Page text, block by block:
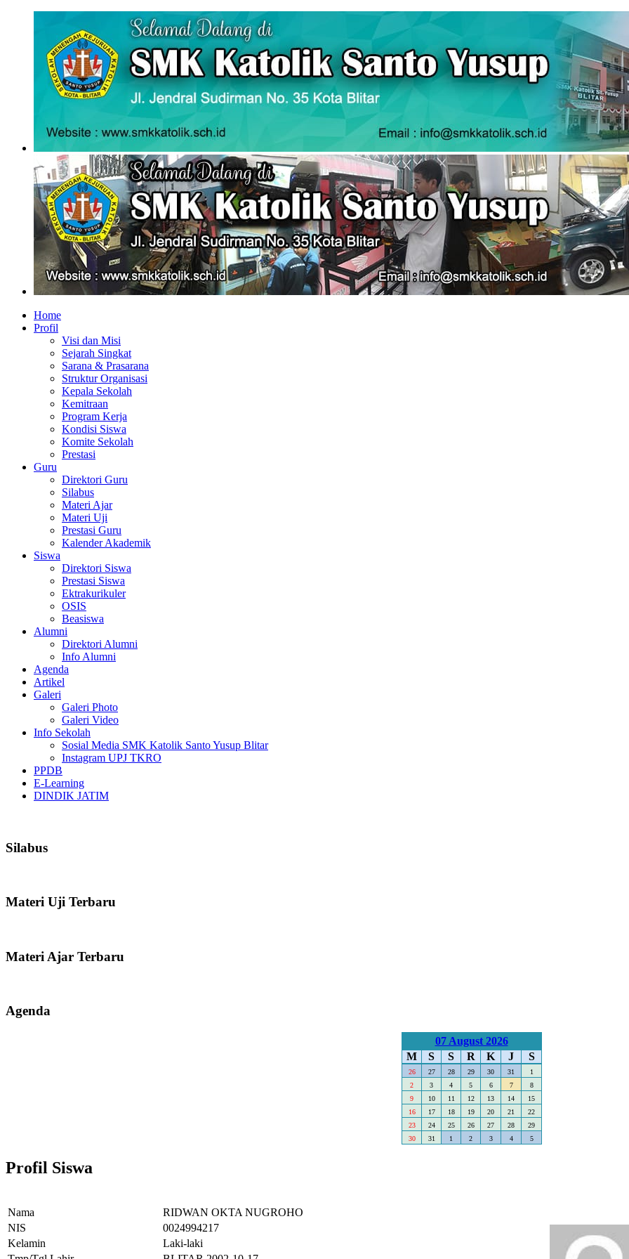
Home
Profil
Visi dan Misi
Sejarah Singkat
Sarana & Prasarana
Struktur Organisasi
Kepala Sekolah
Kemitraan
Program Kerja
Kondisi Siswa
Komite Sekolah
Prestasi
Guru
Direktori Guru
Silabus
Materi Ajar
Materi Uji
Prestasi Guru
Kalender Akademik
Siswa
Direktori Siswa
Prestasi Siswa
Ektrakurikuler
OSIS
Beasiswa
Alumni
Direktori Alumni
Info Alumni
Agenda
Artikel
Galeri
Galeri Photo
Galeri Video
Info Sekolah
Sosial Media SMK Katolik Santo Yusup Blitar
Instagram UPJ TKRO
PPDB
E-Learning
DINDIK JATIM
Silabus
Materi Uji Terbaru
Materi Ajar Terbaru
Agenda
07 August 2026
M
S S R K J S
26 27 28 29 30 31
1
2
3 4 5 6 7
8
9
10 11 12 13 14
15
16
17 18 19 20 21
22
23
24 25 26 27 28
29
30
31 1 2 3 4 5
Profil Siswa
Nama
RIDWAN OKTA NUGROHO
NIS
0024994217
Kelamin
Laki-laki